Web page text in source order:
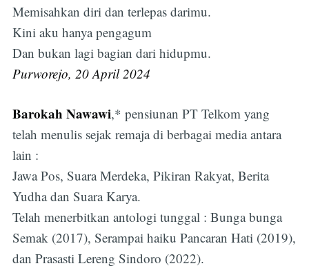
Memisahkan diri dan terlepas darimu.
Kini aku hanya pengagum
Dan bukan lagi bagian dari hidupmu.
Purworejo, 20 April 2024
Barokah Nawawi,* pensiunan PT Telkom yang
telah menulis sejak remaja di berbagai media antara
lain :
Jawa Pos, Suara Merdeka, Pikiran Rakyat, Berita
Yudha dan Suara Karya.
Telah menerbitkan antologi tunggal : Bunga bunga
Semak (2017), Serampai haiku Pancaran Hati (2019),
dan Prasasti Lereng Sindoro (2022).